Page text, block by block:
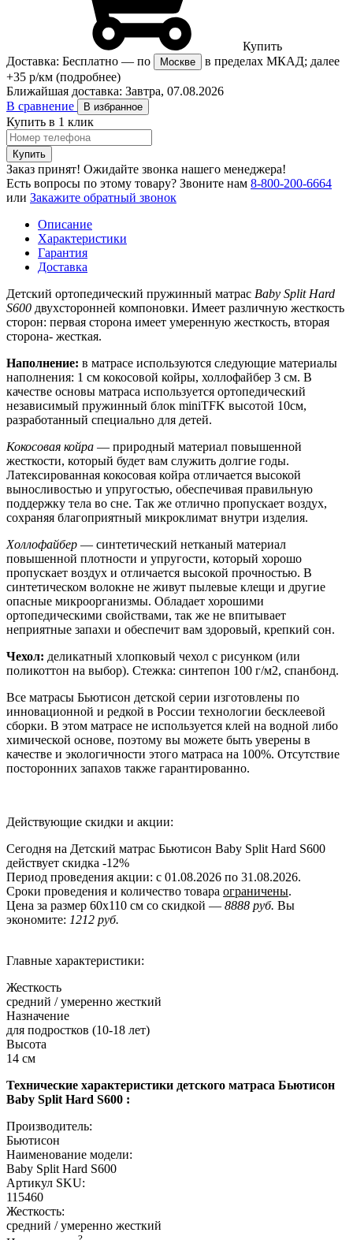
Купить
Доставка: Бесплатно — по Москве
в пределах МКАД; далее
+35 р/км (подробнее)
Ближайшая доставка: Завтра, 07.08.2026
В сравнение
В избранное
Купить в 1 клик
Купить
Заказ принят! Ожидайте звонка нашего менеджера!
Есть вопросы по этому товару? Звоните нам 8-800-200-6664
или Закажите обратный звонок
Описание
Характеристики
Гарантия
Доставка
Детский ортопедический пружинный матрас Baby Split Hard
S600 двухсторонней компоновки. Имеет различную жесткость
сторон: первая сторона имеет умеренную жесткость, вторая
сторона- жесткая.
Наполнение: в матрасе используются следующие материалы
наполнения: 1 см кокосовой койры, холлофайбер 3 см. В
качестве основы матраса используется ортопедический
независимый пружинный блок miniTFK высотой 10см,
разработанный специально для детей.
Кокосовая койра — природный материал повышенной
жесткости, который будет вам служить долгие годы.
Латексированная кокосовая койра отличается высокой
выносливостью и упругостью, обеспечивая правильную
поддержку тела во сне. Так же отлично пропускает воздух,
сохраняя благоприятный микроклимат внутри изделия.
Холлофайбер — синтетический нетканый материал
повышенной плотности и упругости, который хорошо
пропускает воздух и отличается высокой прочностью. В
синтетическом волокне не живут пылевые клещи и другие
опасные микроорганизмы. Обладает хорошими
ортопедическими свойствами, так же не впитывает
неприятные запахи и обеспечит вам здоровый, крепкий сон.
Чехол: деликатный хлопковый чехол с рисунком (или
поликоттон на выбор). Стежка: синтепон 100 г/м2, спанбонд.
Все матрасы Бьютисон детской серии изготовлены по
инновационной и редкой в России технологии бесклеевой
сборки. В этом матрасе не используется клей на водной либо
химической основе, поэтому вы можете быть уверены в
качестве и экологичности этого матраса на 100%. Отсутствие
посторонних запахов также гарантированно.
Действующие скидки и акции:
Сегодня на Детский матрас Бьютисон Baby Split Hard S600
действует скидка -12%
Период проведения акции: с 01.08.2026 по 31.08.2026.
Сроки проведения и количество товара ограничены.
Цена за размер 60x110 см со скидкой — 8888 руб. Вы
экономите: 1212 руб.
Главные характеристики:
Жесткость
средний / умеренно жесткий
Назначение
для подростков (10-18 лет)
Высота
14 см
Технические характеристики детского матраса Бьютисон
Baby Split Hard S600 :
Производитель:
Бьютисон
Наименование модели:
Baby Split Hard S600
Артикул SKU:
115460
Жесткость:
средний / умеренно жесткий